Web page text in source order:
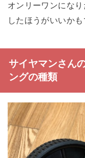
オンリーワンにな
したほうがいいかも
サイヤマンさん
ングの種類